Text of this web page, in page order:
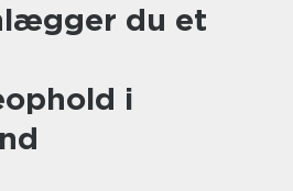
du et
i